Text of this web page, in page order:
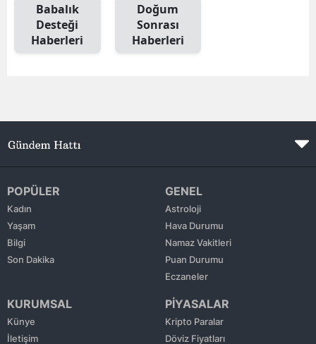
Gaziantep
Gümüşhane
Hakkari
Hatay
Isparta
Babalık
Desteği
Haberleri
Doğum
Sonrası
Haberleri
POPÜLER
Kadın
Yaşam
Bilgi
Son Dakika
GENEL
Astroloji
Hava Durumu
Namaz Vakitleri
Puan Durumu
Eczaneler
KURUMSAL
Künye
İletişim
PİYASALAR
Kripto Paralar
Döviz Fiyatları